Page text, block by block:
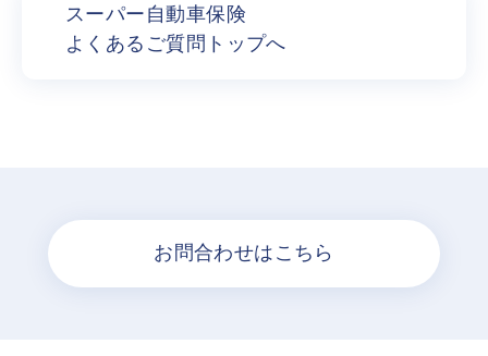
スーパー自動車保険
よくあるご質問トップへ
お問合わせはこちら